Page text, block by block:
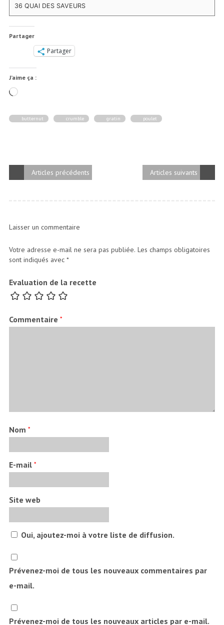
36 QUAI DES SAVEURS
Partager
Partager
J’aime ça :
Chargement…
butternut crumble gratin poulet
Articles suivants
Articles précédents
Laisser un commentaire
Votre adresse e-mail ne sera pas publiée. Les champs obligatoires
sont indiqués avec *
Evaluation de la recette
Commentaire *
Nom *
E-mail *
Site web
Oui, ajoutez-moi à votre liste de diffusion.
Prévenez-moi de tous les nouveaux commentaires par
e-mail.
Prévenez-moi de tous les nouveaux articles par e-mail.